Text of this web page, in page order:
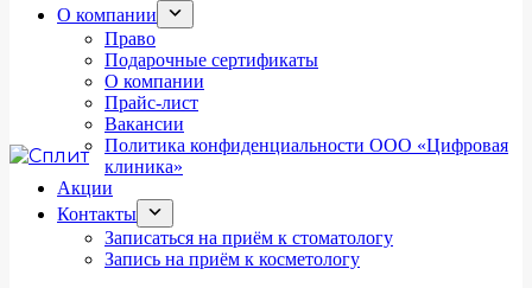
О компании
Право
Подарочные сертификаты
О компании
Прайс-лист
Вакансии
Политика конфиденциальности ООО «Цифровая
клиника»
Акции
Контакты
Записаться на приём к стоматологу
Запись на приём к косметологу